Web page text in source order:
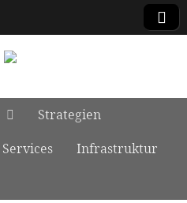
Strategien
Services
Infrastruktur